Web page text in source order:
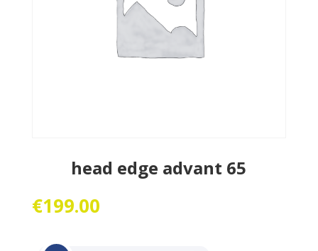
head edge advant 65
€199.00